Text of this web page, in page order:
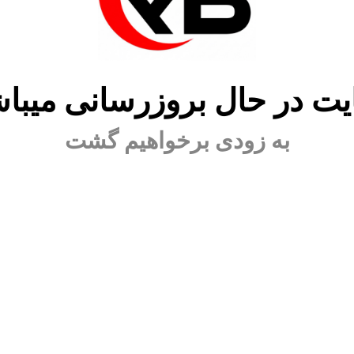
در حال بروزرسانی
به زودی برخواهیم گشت